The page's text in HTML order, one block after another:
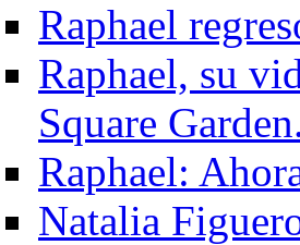
Raphael
Raphael, su
Square
Raphael:
Natalia